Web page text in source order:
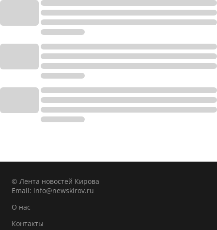
© Лента новостей Кирова
Email: info@newskirov.ru
О нас
Контакты